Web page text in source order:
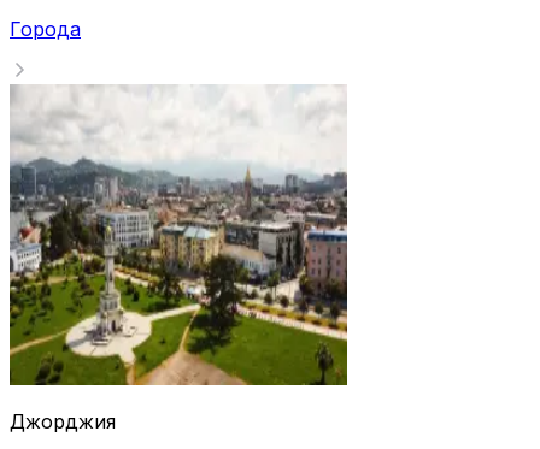
Города
Джорджия